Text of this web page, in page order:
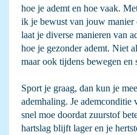
hoe je ademt en hoe vaak.
ik je bewust van jouw manier
laat je diverse manieren van
hoe je gezonder ademt. Niet
maar ook tijdens bewegen en
Sport je graag, dan kun je
ademhaling. Je ademconditie
snel moe doordat zuurstof
hartslag blijft lager en je